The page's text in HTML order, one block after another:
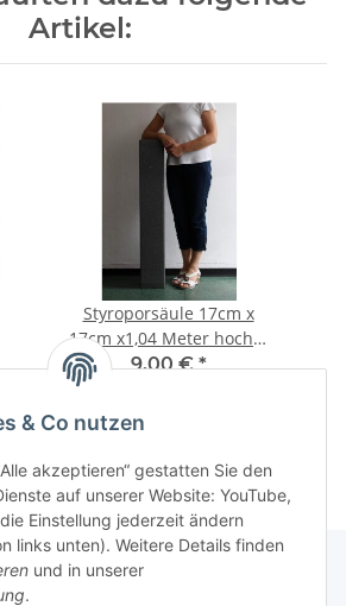
& Co nutzen
akzeptieren“ gestatten Sie den
auf unserer Website: YouTube,
Einstellung jederzeit ändern
links unten). Weitere Details finden
und in unserer
.
Artikel:
Styroporsäule 17cm x
17cm x1,04 Meter hoch II
Wahl
9,00 €*